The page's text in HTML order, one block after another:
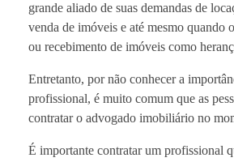
grande aliado de suas demandas de
venda de imóveis e até mesmo quando
ou recebimento de imóveis como
Entretanto, por não conhecer a
profissional, é muito comum que as
contratar o advogado imobiliário no
É importante contratar um profissional